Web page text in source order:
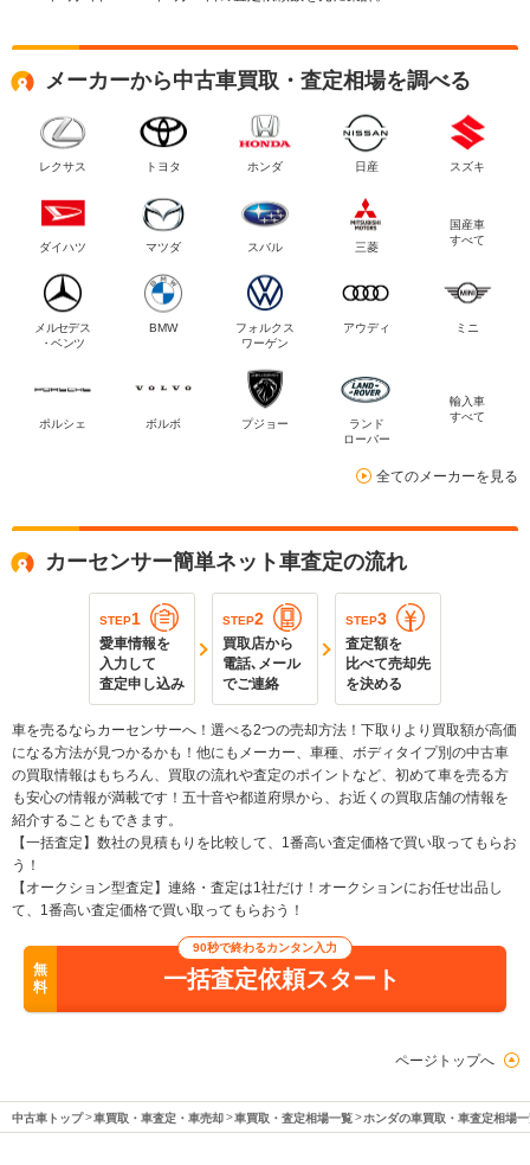
メーカーから中古車買取・査定相場を調べる
レクサス トヨタ ホンダ 日産 スズキ
ダイハツ マツダ スバル 三菱
国産車
すべて
メルセデス
・ベンツ
BMW
フォルクス
ワーゲン
アウディ ミニ
ポルシェ ボルボ プジョー
ランド
ローバー
輸入車
すべて
全てのメーカーを見る
カーセンサー簡単ネット車査定の流れ
STEP1
愛車情報を
入力して
査定申し込み
STEP2
買取店から
電話､メール
でご連絡
STEP3
査定額を
比べて売却先
を決める
車を売るならカーセンサーへ！選べる2つの売却方法！下取りより買取額が高価
になる方法が見つかるかも！他にもメーカー、車種、ボディタイプ別の中古車
の買取情報はもちろん、買取の流れや査定のポイントなど、初めて車を売る方
も安心の情報が満載です！五十音や都道府県から、お近くの買取店舗の情報を
紹介することもできます。
【一括査定】数社の見積もりを比較して、1番高い査定価格で買い取ってもらお
う！
【オークション型査定】連絡・査定は1社だけ！オークションにお任せ出品し
て、1番高い査定価格で買い取ってもらおう！
無
料
90秒で終わるカンタン入力
一括査定依頼スタート
ページトップへ
中古車トップ 車買取・車査定・車売却 車買取・査定相場一覧 ホンダの車買取・車査定相場